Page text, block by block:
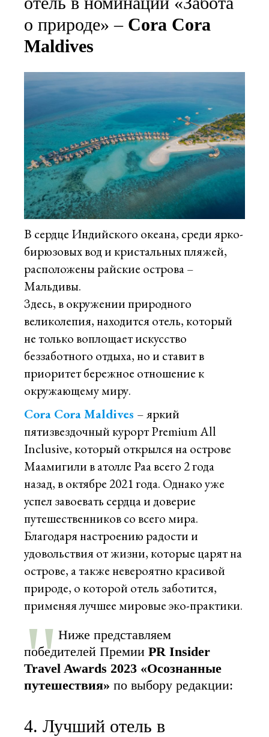
о природе» – Cora Cora
Maldives
В сердце Индийского океана, среди ярко-
бирюзовых вод и кристальных пляжей,
расположены райские острова –
Мальдивы.
Здесь, в окружении природного
великолепия, находится отель, который
не только воплощает искусство
беззаботного отдыха, но и ставит в
приоритет бережное отношение к
окружающему миру.
Cora Cora Maldives – яркий
пятизвездочный курорт Premium All
Inclusive, который открылся на острове
Маамигили в атолле Раа всего 2 года
назад, в октябре 2021 года. Однако уже
успел завоевать сердца и доверие
путешественников со всего мира.
Благодаря настроению радости и
удовольствия от жизни, которые царят на
острове, а также невероятно красивой
природе, о которой отель заботится,
применяя лучшее мировые эко-практики.
Ниже представляем
победителей ПремииPR Insider
Travel Awards 2023 «Осознанные
путешествия» по выбору редакции:
4. Лучший отель в